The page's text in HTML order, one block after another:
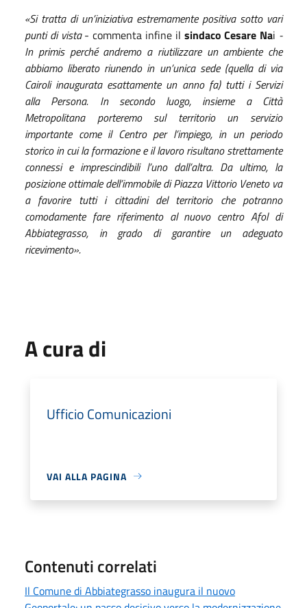
«Si tratta di un’iniziativa estremamente positiva sotto vari
punti di vista- commenta infine il sindaco Cesare Nai -
In primis perché andremo a riutilizzare un ambiente che
abbiamo liberato riunendo in un’unica sede (quella di via
Cairoli inaugurata esattamente un anno fa) tutti i Servizi
alla Persona. In secondo luogo, insieme a Città
Metropolitana porteremo sul territorio un servizio
importante come il Centro per l’impiego, in un periodo
storico in cui la formazione e il lavoro risultano strettamente
connessi e imprescindibili l’uno dall’altra. Da ultimo, la
posizione ottimale dell’immobile di Piazza Vittorio Veneto va
a favorire tutti i cittadini del territorio che potranno
comodamente fare riferimento al nuovo centro Afol di
Abbiategrasso, in grado di garantire un adeguato
ricevimento».
A cura di
Ufficio Comunicazioni
VAI ALLA PAGINA
Contenuti correlati
Il Comune di Abbiategrasso inaugura il nuovo